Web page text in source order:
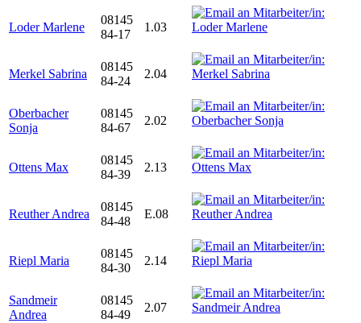
Loder Marlene
08145
84-17
1.03
Merkel Sabrina
08145
84-24
2.04
Oberbacher
Sonja
08145
84-67
2.02
Ottens Max
08145
84-39
2.13
Reuther Andrea
08145
84-48
E.08
Riepl Maria
08145
84-30
2.14
Sandmeir
Andrea
08145
84-49
2.07